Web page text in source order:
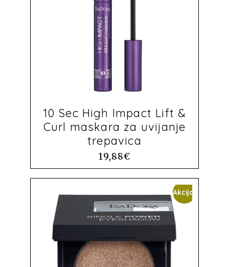
10 Sec High Impact Lift &
Curl maskara za uvijanje
trepavica
19,88€
Akcija!